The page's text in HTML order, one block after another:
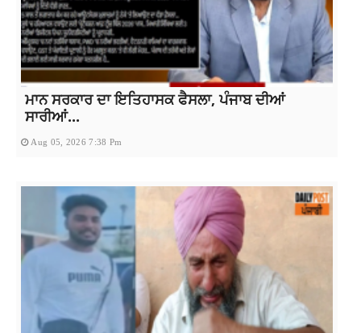
ਮਾਨ ਸਰਕਾਰ ਦਾ ਇਤਿਹਾਸਕ ਫੈਸਲਾ, ਪੰਜਾਬ ਦੀਆਂ
ਸਾਰੀਆਂ...
Aug 05, 2026 7:38 Pm